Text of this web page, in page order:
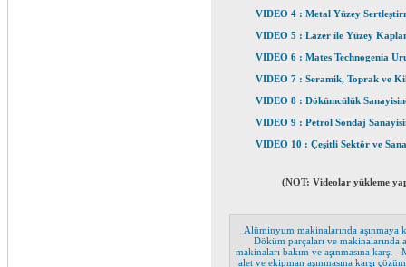
VIDEO 4 : Metal Yüzey
VIDEO 5 : Lazer ile Yüzey
VIDEO 6 : Mates Technogenia
VIDEO 7 : Seramik, Toprak ve
VIDEO 8 : Dökümcülük
VIDEO 9 : Petrol Sondaj
VIDEO 10 : Çeşitli Sektör ve
(NOT: Videolar yükleme
Alüminyum makinalarında aşınmaya
Döküm parçaları ve makinalarında
makinaları bakım ve aşınmasına karşı -
alet ve ekipman aşınmasına karşı